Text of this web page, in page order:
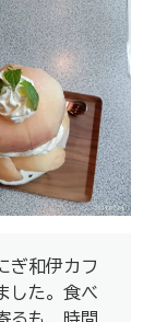
ぎ和伊カフ
した。食べ